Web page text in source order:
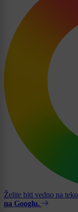
Želite biti vedno na
na Googlu.